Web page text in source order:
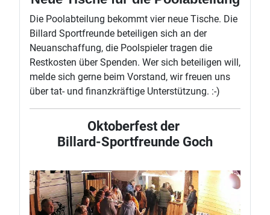
Die Poolabteilung bekommt vier neue Tische. Die
Billard Sportfreunde beteiligen sich an der
Neuanschaffung, die Poolspieler tragen die
Restkosten über Spenden. Wer sich beteiligen will,
melde sich gerne beim Vorstand, wir freuen uns
über tat- und finanzkräftige Unterstützung. :-)
Oktoberfest der
Billard-Sportfreunde Goch